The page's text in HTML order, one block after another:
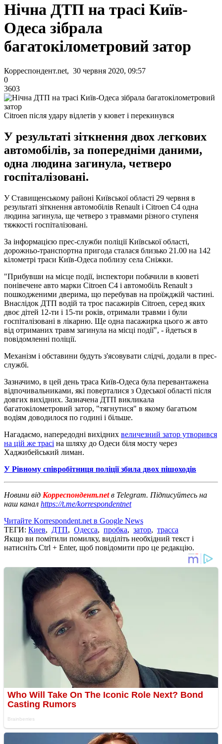
Нічна ДТП на трасі Київ-
Одеса зібрала
багатокілометровий затор
Корреспондент.net, 30 червня 2020, 09:57
0
3603
Citroen після удару відлетів у кювет і перекинувся
У результаті зіткнення двох легкових
автомобілів, за попередніми даними,
одна людина загинула, четверо
госпіталізовані.
У Ставищенському районі Київської області 29 червня в
результаті зіткнення автомобілів Renault і Citroen C4 одна
людина загинула, ще четверо з травмами різного ступеня
тяжкості госпіталізовані.
За інформацією прес-служби поліції Київської області,
дорожньо-транспортна пригода сталася близько 21.00 на 142
кілометрі траси Київ-Одеса поблизу села Сніжки.
"Прибувши на місце події, інспектори побачили в кюветі
понівечене авто марки Citroen C4 і автомобіль Renault з
пошкодженими дверима, що перебував на проїжджій частині.
Внаслідок ДТП водій та троє пасажирів Citroen, серед яких
двоє дітей 12-ти і 15-ти років, отримали травми і були
госпіталізовані в лікарню. Ще одна пасажирка цього ж авто
від отриманих травм загинула на місці події", - йдеться в
повідомленні поліції.
Механізм і обставини будуть з'ясовувати слідчі, додали в прес-
службі.
Зазначимо, в цей день траса Київ-Одеса була перевантажена
відпочивальниками, які поверталися з Одеської області після
довгих вихідних. Зазначена ДТП викликала
багатокілометровий затор, "тягнутися" в якому багатьом
водіям доводилося по годині і більше.
Нагадаємо, напередодні вихідних величезний затор утворився
на цій же трасі на шляху до Одеси біля мосту через
Хаджибейський лиман.
У Рівному співробітниця поліції збила двох пішоходів
Новини від Корреспондент.netв Telegram. Підписуйтесь на
наш канал https://t.me/korrespondentnet
Читайте Korrespondent.net в Google News
ТЕГИ: Киев, ДТП, Одесса, пробка, затор, трасса
Якщо ви помітили помилку, виділіть необхідний текст і
натисніть Ctrl + Enter, щоб повідомити про це редакцію.